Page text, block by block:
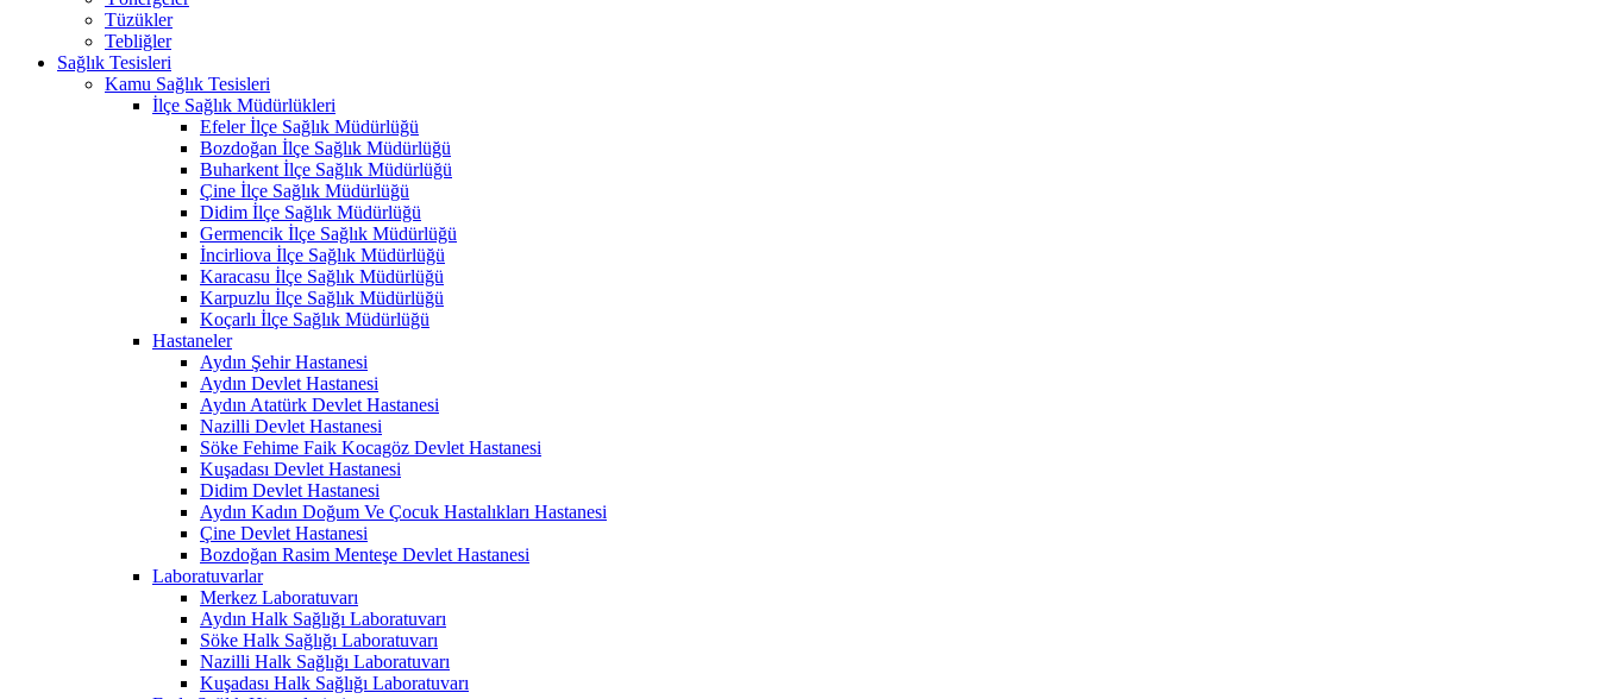
Tüzükler
Tebliğler
Sağlık Tesisleri
Kamu Sağlık Tesisleri
İlçe Sağlık Müdürlükleri
Efeler İlçe Sağlık Müdürlüğü
Bozdoğan İlçe Sağlık Müdürlüğü
Buharkent İlçe Sağlık Müdürlüğü
Çine İlçe Sağlık Müdürlüğü
Didim İlçe Sağlık Müdürlüğü
Germencik İlçe Sağlık Müdürlüğü
İncirliova İlçe Sağlık Müdürlüğü
Karacasu İlçe Sağlık Müdürlüğü
Karpuzlu İlçe Sağlık Müdürlüğü
Koçarlı İlçe Sağlık Müdürlüğü
Hastaneler
Aydın Şehir Hastanesi
Aydın Devlet Hastanesi
Aydın Atatürk Devlet Hastanesi
Nazilli Devlet Hastanesi
Söke Fehime Faik Kocagöz Devlet Hastanesi
Kuşadası Devlet Hastanesi
Didim Devlet Hastanesi
Aydın Kadın Doğum Ve Çocuk Hastalıkları Hastanesi
Çine Devlet Hastanesi
Bozdoğan Rasim Menteşe Devlet Hastanesi
Laboratuvarlar
Merkez Laboratuvarı
Aydın Halk Sağlığı Laboratuvarı
Söke Halk Sağlığı Laboratuvarı
Nazilli Halk Sağlığı Laboratuvarı
Kuşadası Halk Sağlığı Laboratuvarı